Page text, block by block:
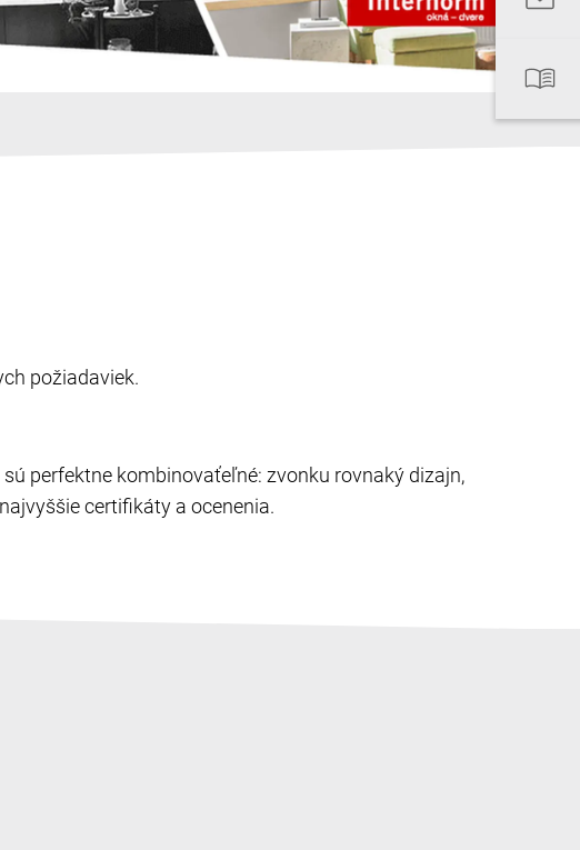
požiadaviek.
perfektne kombinovaťeľné: zvonku rovnaký dizajn,
certifikáty a ocenenia.